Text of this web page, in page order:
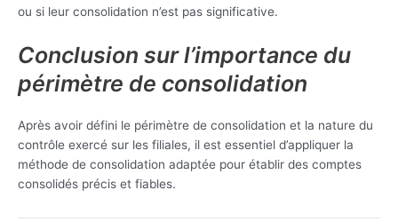
ou si leur consolidation n’est pas significative.
Conclusion sur l’importance du
périmètre de consolidation
Après avoir défini le périmètre de consolidation et la nature du
contrôle exercé sur les filiales, il est essentiel d’appliquer la
méthode de consolidation adaptée pour établir des comptes
consolidés précis et fiables.